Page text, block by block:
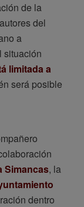
de la
del
a
situación
limitada a
será posible
Simancas, la
dentro